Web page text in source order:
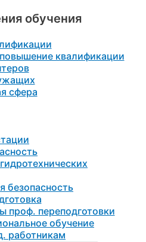
обучения
квалификации
сфера
безопасность
проф. переподготовки
обучение
работникам